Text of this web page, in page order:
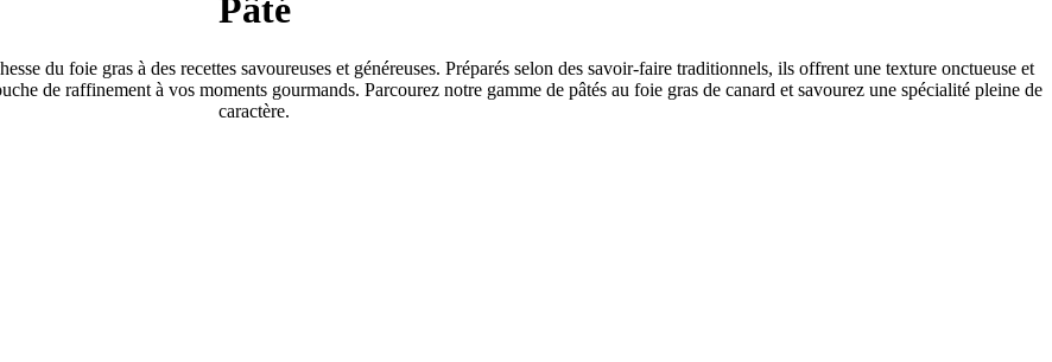
Pâté
du foie gras à des recettes savoureuses et généreuses. Préparés selon des savoir-faire traditionnels, ils offrent une texture onctueuse et
de raffinement à vos moments gourmands. Parcourez notre gamme de pâtés au foie gras de canard et savourez une spécialité pleine de
caractère.